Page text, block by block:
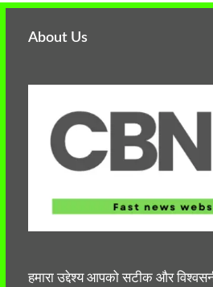
About Us
हमारा उद्देश्य आपको सटीक और